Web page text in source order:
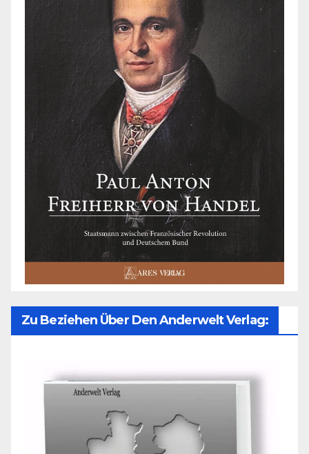
Zu Beziehen Über Den Anderwelt Verlag: